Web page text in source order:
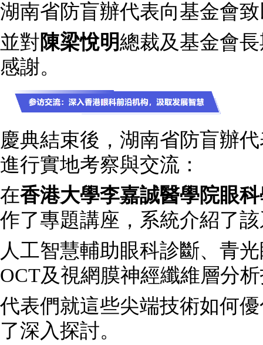
湖南省防盲辦代表向基金會
並對陳梁悅明總裁及基金會
感謝。
慶典結束後，湖南省防盲辦
進行實地考察與交流：
在香港大學李嘉誠醫學院眼
作了專題講座，系統介紹了
人工智慧輔助眼科診斷、青
OCT及視網膜神經纖維層分
代表們就這些尖端技術如何
了深入探討。